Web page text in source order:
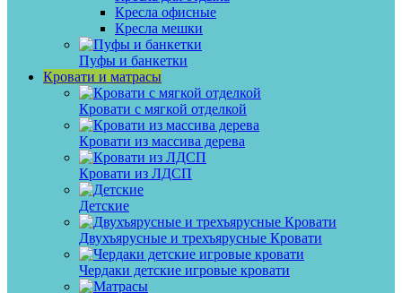
Кресла офисные
Кресла мешки
Пуфы и банкетки
Кровати и матрасы
Кровати с мягкой отделкой
Кровати из массива дерева
Кровати из ЛДСП
Детские
Двухъярусные и трехъярусные Кровати
Чердаки детские игровые кровати